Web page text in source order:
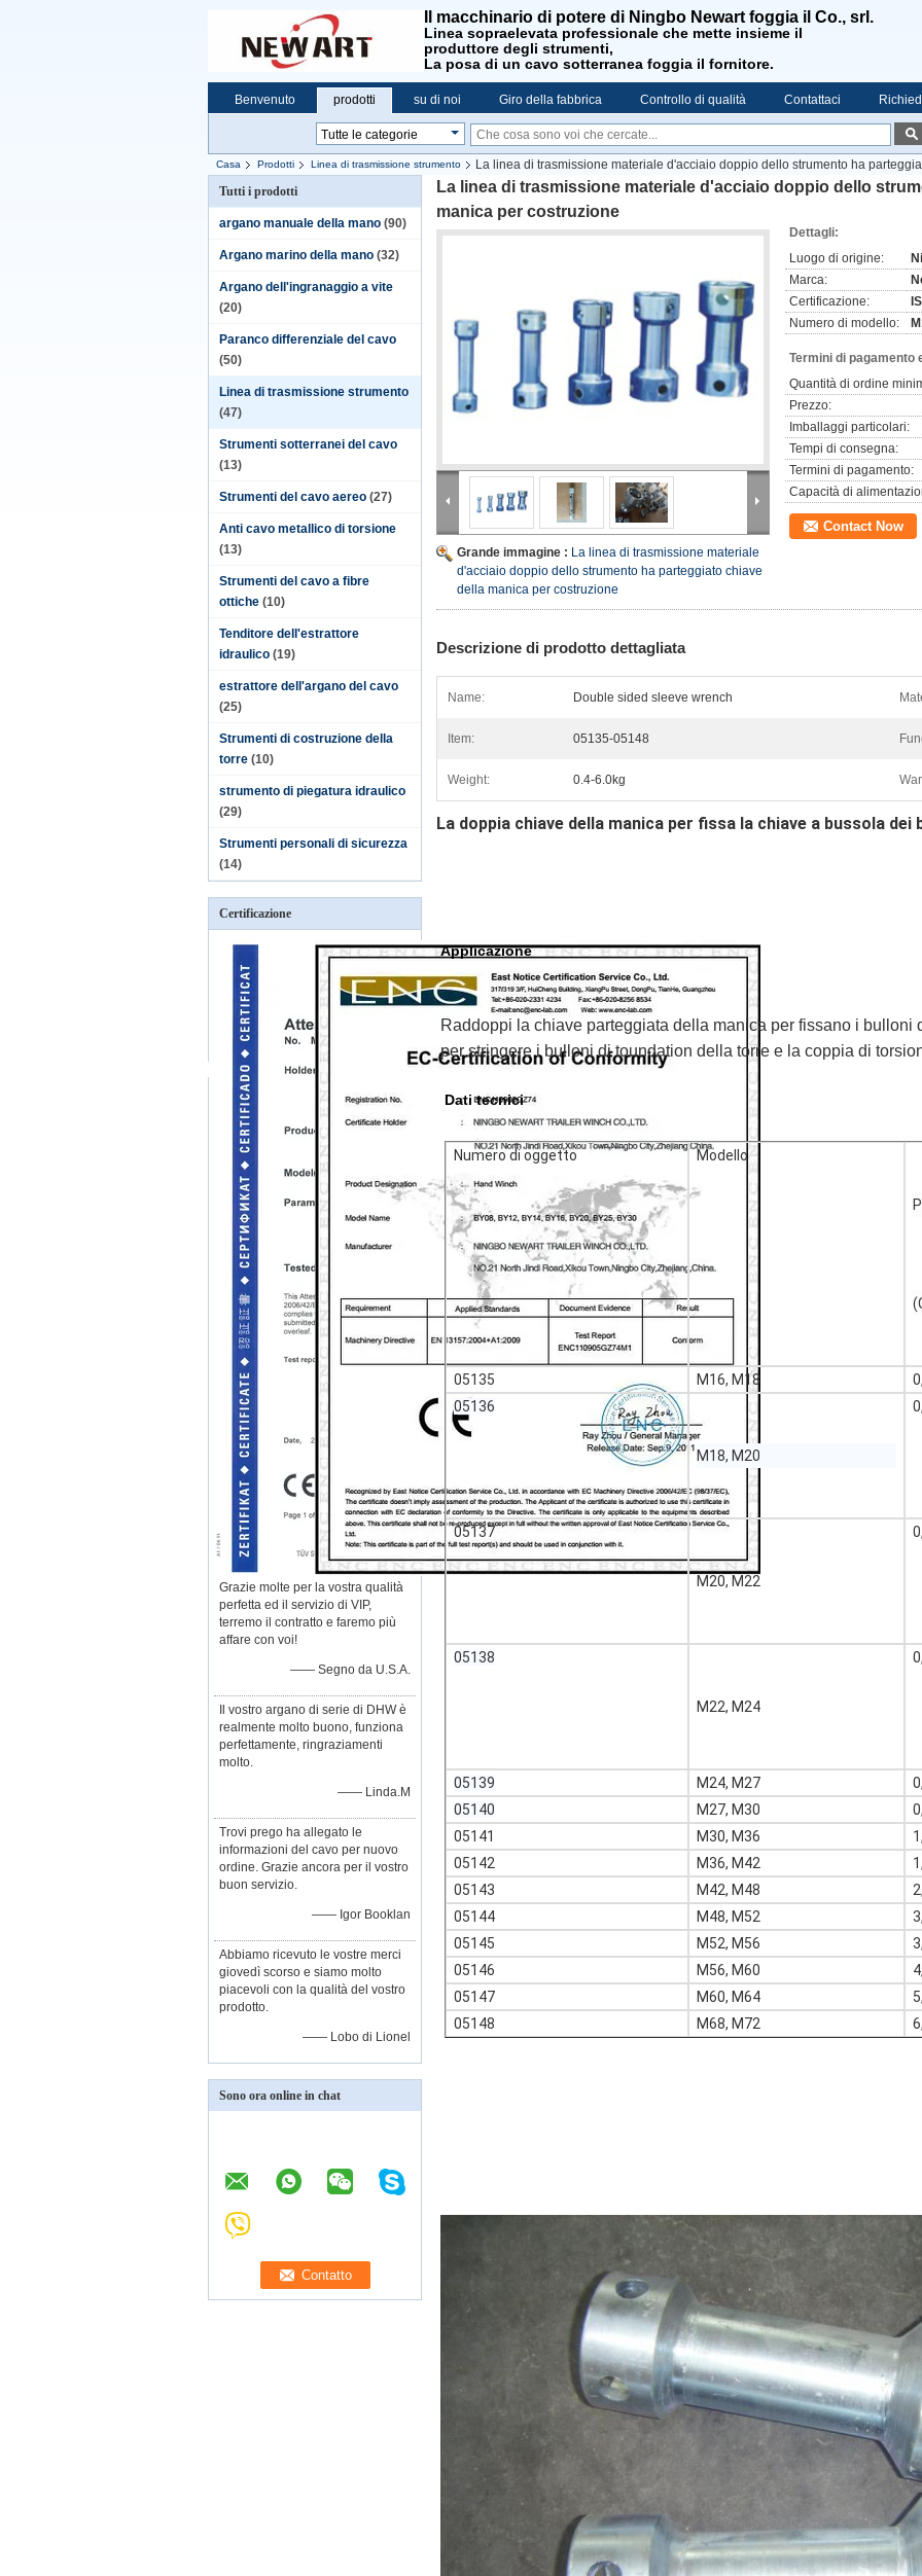
Il macchinario di potere di Ningbo Newart foggia il Co., srl.
Linea sopraelevata professionale che mette insieme il
produttore degli strumenti,
La posa di un cavo sotterranea foggia il fornitore.
Benvenuto prodotti su di noi Giro della fabbrica Controllo di qualità Contattaci
Casa Prodotti Linea di trasmissione strumento
La linea di trasmissione materiale d'acciaio doppio dello strumento ha
Tutti i prodotti
argano manuale della mano (90)
Argano marino della mano (32)
Argano dell'ingranaggio a vite
(20)
Paranco differenziale del cavo
(50)
Linea di trasmissione strumento
(47)
Strumenti sotterranei del cavo
(13)
Strumenti del cavo aereo (27)
Anti cavo metallico di torsione
(13)
Strumenti del cavo a fibre
ottiche (10)
Tenditore dell'estrattore
idraulico (19)
estrattore dell'argano del cavo
(25)
Strumenti di costruzione della
torre (10)
strumento di piegatura idraulico
(29)
Strumenti personali di sicurezza
(14)
Certificazione
Grazie molte per la vostra qualità
perfetta ed il servizio di VIP,
terremo il contratto e faremo più
affare con voi!
—— Segno da U.S.A.
Il vostro argano di serie di DHW è
realmente molto buono, funziona
perfettamente, ringraziamenti
molto.
—— Linda.M
Trovi prego ha allegato le
informazioni del cavo per nuovo
ordine. Grazie ancora per il vostro
buon servizio.
—— Igor Booklan
Abbiamo ricevuto le vostre merci
giovedì scorso e siamo molto
piacevoli con la qualità del vostro
prodotto.
—— Lobo di Lionel
Sono ora online in chat
La linea di trasmissione materiale d'acciaio doppio dello
manica per costruzione
Grande immagine : La linea di trasmissione materiale
d'acciaio doppio dello strumento ha parteggiato chiave
della manica per costruzione
Dettagli:
Luogo di origine:
Marca:
Certificazione:
Numero di modello:
Termini di pagamento
Quantità di ordine
Prezzo:
Imballaggi particolari:
Tempi di consegna:
Termini di pagamento:
Capacità di
Contact Now
Descrizione di prodotto dettagliata
Name: Double sided sleeve wrench
Item: 05135-05148
Weight: 0.4-6.0kg
La doppia chiave della manica per fissa la chiave a bussola
Applicazione
Raddoppi la chiave parteggiata della manica per fissano i bulloni
per stringere i bulloni di toundation della torre e la coppia di
Dati tecnici
Numero di oggetto Modello
05135 M16, M18
05136
M18, M20
05137
M20, M22
05138
M22, M24
05139 M24, M27
05140
M27, M30
05141
M30, M36
05142
M36, M42
05143
M42, M48
05144
M48, M52
05145
M52, M56
05146
M56, M60
05147
M60, M64
05148
M68, M72